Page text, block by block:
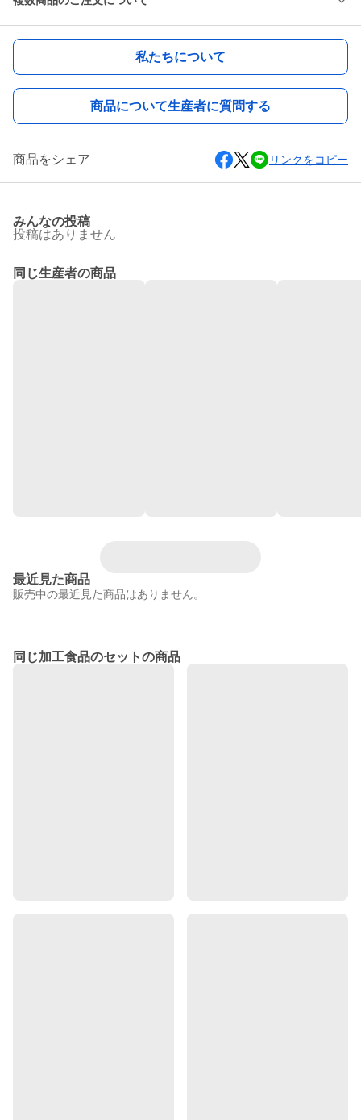
私たちについて
商品について生産者に質問する
商品をシェア リンクをコピー
みんなの投稿
投稿はありません
同じ生産者の商品
最近見た商品
販売中の最近見た商品はありません。
同じ加工食品のセットの商品